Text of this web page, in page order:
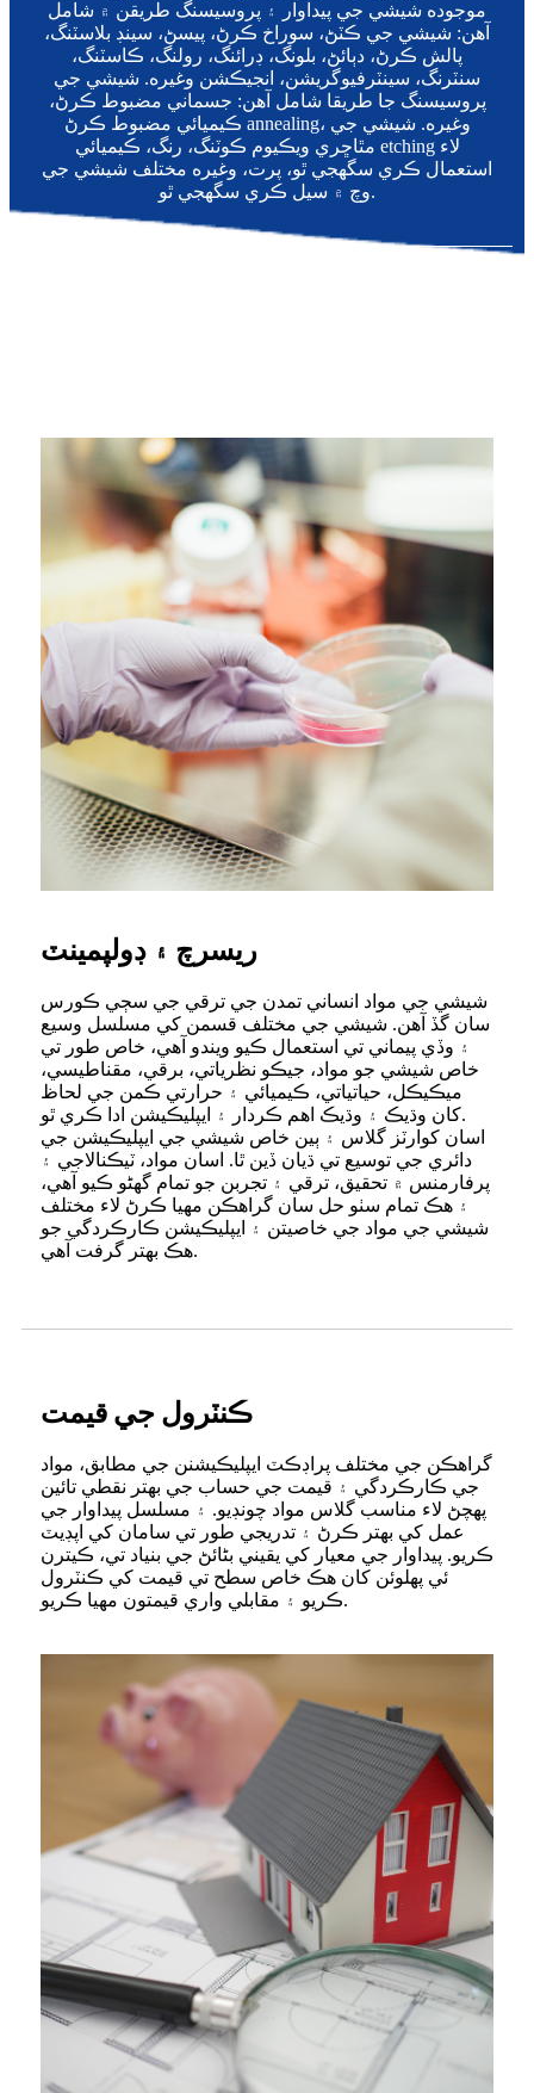
موجوده شيشي جي پيداوار ۽ پروسيسنگ طريقن ۾ شامل
آهن: شيشي جي ڪٽڻ، سوراخ ڪرڻ، پيسڻ، سينڊ بلاسٽنگ،
پالش ڪرڻ، دٻائڻ، بلونگ، ڊرائنگ، رولنگ، ڪاسٽنگ،
سنٽرنگ، سينٽرفيوگريشن، انجيڪشن وغيره. شيشي جي
پروسيسنگ جا طريقا شامل آهن: جسماني مضبوط ڪرڻ،
ڪيميائي مضبوط ڪرڻ annealing، وغيره. شيشي جي
مٿاڇري ويڪيوم ڪوٽنگ، رنگ، ڪيميائي etching لاء
استعمال ڪري سگهجي ٿو، پرت، وغيره مختلف شيشي جي
وچ ۾ سيل ڪري سگهجي ٿو.
ريسرچ ۽ ڊولپمينٽ
شيشي جي مواد انساني تمدن جي ترقي جي سڄي ڪورس
سان گڏ آهن. شيشي جي مختلف قسمن کي مسلسل وسيع
۽ وڏي پيماني تي استعمال ڪيو ويندو آهي، خاص طور تي
خاص شيشي جو مواد، جيڪو نظرياتي، برقي، مقناطيسي،
ميڪيڪل، حياتياتي، ڪيميائي ۽ حرارتي ڪمن جي لحاظ
کان وڌيڪ ۽ وڌيڪ اهم ڪردار ۽ ايپليڪيشن ادا ڪري ٿو.
اسان کوارٽز گلاس ۽ ٻين خاص شيشي جي ايپليڪيشن جي
دائري جي توسيع تي ڌيان ڏين ٿا. اسان مواد، ٽيڪنالاجي ۽
پرفارمنس ۾ تحقيق، ترقي ۽ تجربن جو تمام گهڻو ڪيو آهي،
۽ هڪ تمام سٺو حل سان گراهڪن مهيا ڪرڻ لاء مختلف
شيشي جي مواد جي خاصيتن ۽ ايپليڪيشن ڪارڪردگي جو
هڪ بهتر گرفت آهي.
ڪنٽرول جي قيمت
گراهڪن جي مختلف پراڊڪٽ ايپليڪيشنن جي مطابق، مواد
جي ڪارڪردگي ۽ قيمت جي حساب جي بهتر نقطي تائين
پهچڻ لاء مناسب گلاس مواد چونڊيو. ۽ مسلسل پيداوار جي
عمل کي بهتر ڪرڻ ۽ تدريجي طور تي سامان کي اپڊيٽ
ڪريو. پيداوار جي معيار کي يقيني بڻائڻ جي بنياد تي، ڪيترن
ئي پهلوئن کان هڪ خاص سطح تي قيمت کي ڪنٽرول
ڪريو ۽ مقابلي واري قيمتون مهيا ڪريو.